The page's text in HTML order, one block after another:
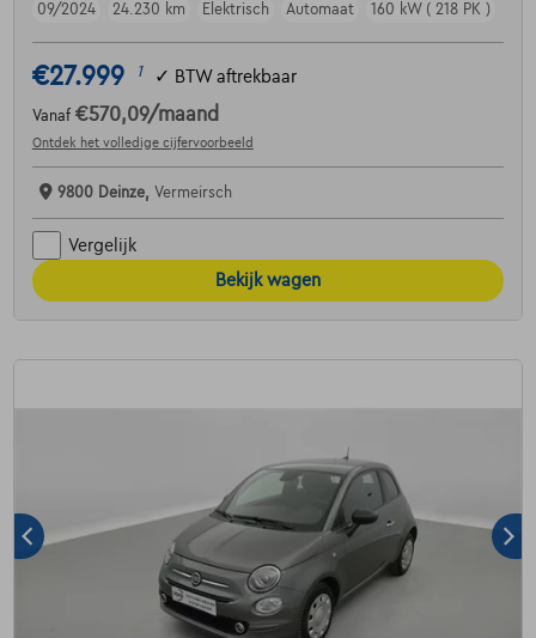
09/2024
24.230 km Elektrisch Automaat 160 kW ( 218 PK )
€27.999 1 ✓ BTW aftrekbaar
Vanaf €570,09/maand
Ontdek het volledige cijfervoorbeeld
9800 Deinze, Vermeirsch
Vergelijk
Bekijk wagen